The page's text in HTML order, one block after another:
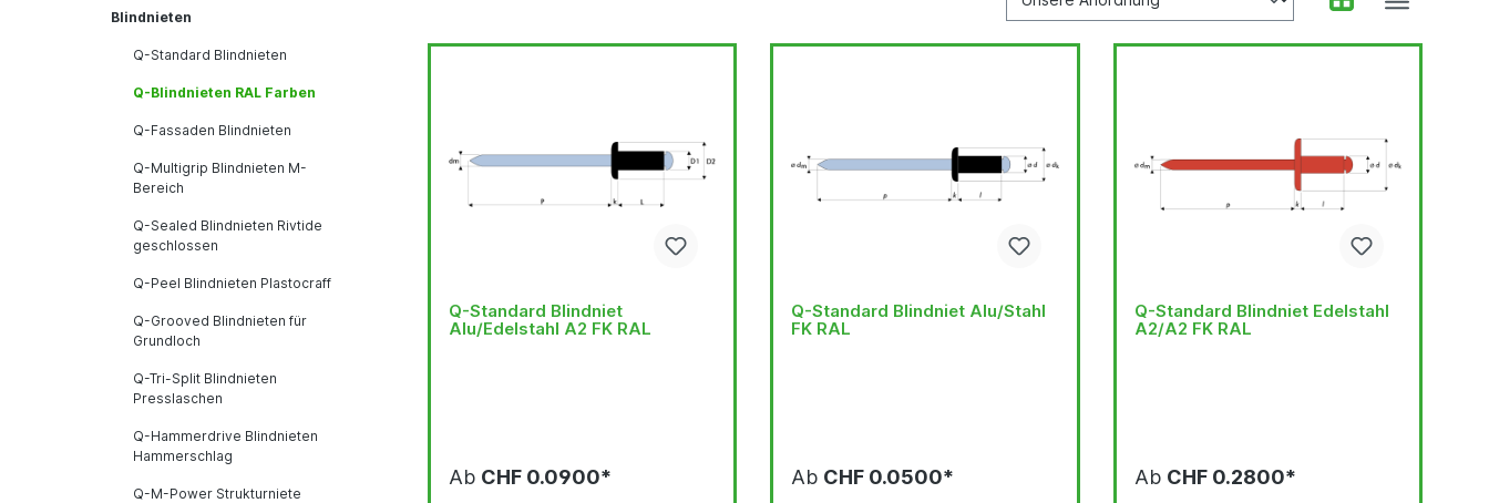
Blindnieten
Q-Standard Blindnieten
Q-Blindnieten RAL Farben
Q-Fassaden Blindnieten
Q-Multigrip Blindnieten M-
Bereich
Q-Sealed Blindnieten Rivtide
geschlossen
Q-Peel Blindnieten Plastocraff
Q-Grooved Blindnieten für
Grundloch
Q-Tri-Split Blindnieten
Presslaschen
Q-Hammerdrive Blindnieten
Hammerschlag
Q-M-Power Strukturniete
Q-Standard Blindniet
Alu/Edelstahl A2 FK RAL
Ab CHF 0.0900*
Q-Standard Blindniet Alu/Stahl
FK RAL
Ab CHF 0.0500*
Q-Standard Blindniet Edelstahl
A2/A2 FK RAL
Ab CHF 0.2800*